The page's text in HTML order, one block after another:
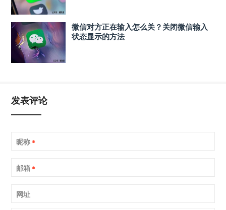
微信对方正在输入怎么关？关闭微信输入
状态显示的方法
发表评论
昵称 *
邮箱 *
网址